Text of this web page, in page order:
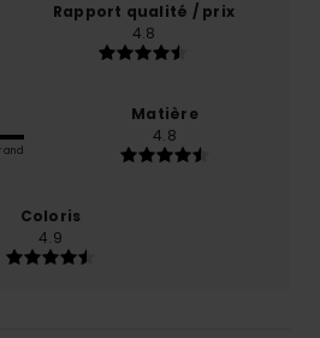
Rapport qualité / prix
4.8
Matière
4.8
Coloris
4.9